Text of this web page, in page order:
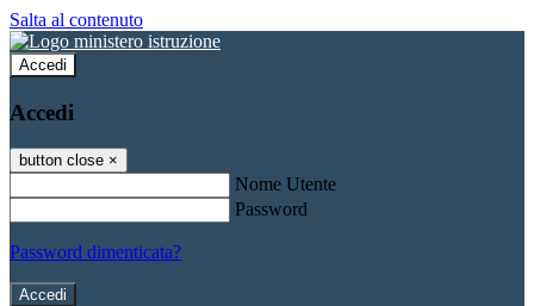
Salta al contenuto
Accedi
Accedi
button close ×
Nome Utente
Password
Password dimenticata?